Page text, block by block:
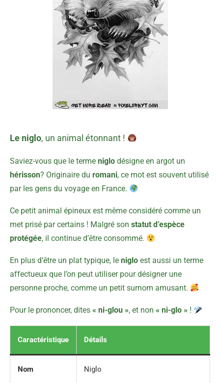
Le niglo, un animal étonnant !
Saviez-vous que le terme niglo désigne en argot un
hérisson? Originaire du romani, ce mot est souvent utilisé
par les gens du voyage en France.
Ce petit animal épineux est même considéré comme un
met prisé par certains ! Malgré son statut d’espèce
protégée, il continue d’être consommé.
En plus d’être un plat typique, le niglo est aussi un terme
affectueux que l’on peut utiliser pour désigner une
personne proche, comme un petit surnom amusant.
Pour le prononcer, dites « ni-glou », et non « ni-glo » !
Caractéristique Détails
Nom Niglo